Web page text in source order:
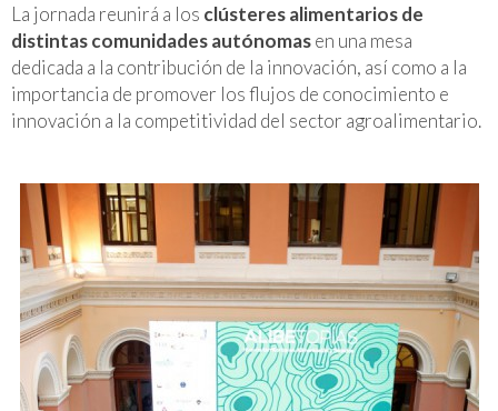
La jornada reunirá a los clústeres alimentarios de
distintas comunidades autónomasen una mesa
dedicada a la contribución de la innovación, así como a la
importancia de promover los flujos de conocimiento e
innovación a la competitividad del sector agroalimentario.